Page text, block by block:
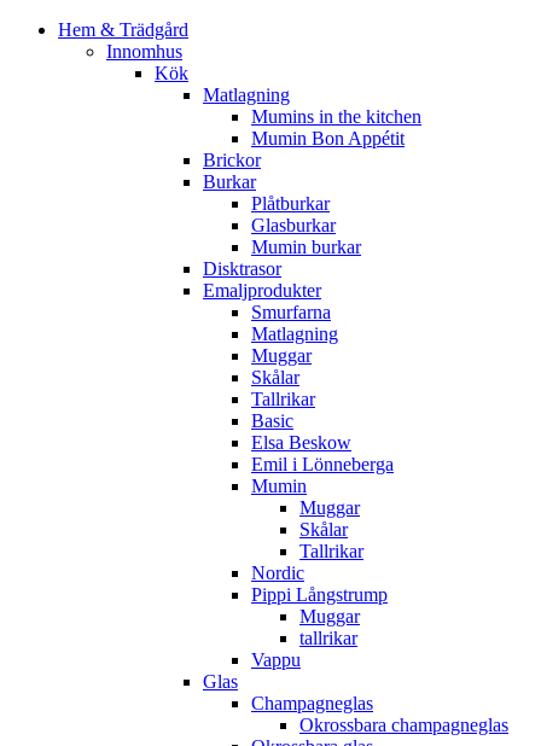
Hem & Trädgård
Innomhus
Kök
Matlagning
Mumins in the kitchen
Mumin Bon Appétit
Brickor
Burkar
Plåtburkar
Glasburkar
Mumin burkar
Disktrasor
Emaljprodukter
Smurfarna
Matlagning
Muggar
Skålar
Tallrikar
Basic
Elsa Beskow
Emil i Lönneberga
Mumin
Muggar
Skålar
Tallrikar
Nordic
Pippi Långstrump
Muggar
tallrikar
Vappu
Glas
Champagneglas
Okrossbara champagneglas